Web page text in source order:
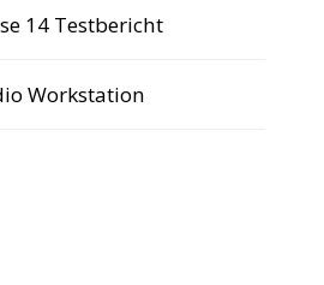
14 Testbericht
Workstation